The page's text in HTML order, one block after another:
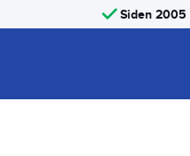
Siden 2005